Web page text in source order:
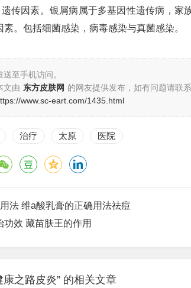
传因素。银屑病属于多基因性遗传病，家
。包括细菌感染，病毒感染与真菌感染。
至手机访问。
文由 东方皮肤网 的网友提供发布，如有问题请联系
www.sc-eart.com/1435.html
治疗 太原 医院
法 维a酸乳膏的正确用法祛痘
效 藏苗肤王的作用
之路皮炎” 的相关文章